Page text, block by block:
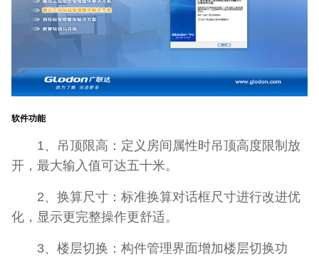
软件功能
1、吊顶限高：定义房间属性时吊顶高度限制放
开，最大输入值可达五十米。
2、换算尺寸：标准换算对话框尺寸进行改进优
化，显示更完整操作更舒适。
3、楼层切换：构件管理界面增加楼层切换功